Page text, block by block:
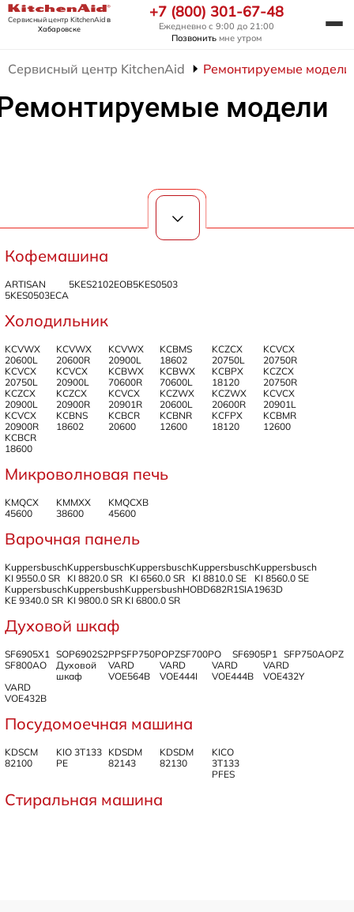
Сервисный центр KitchenAidв
Хабаровске
+7 (800) 301-67-48
Ежедневно с 9:00 до 21:00
Позвонить мне утром
Сервисный центр KitchenAid Ремонтируемые модели
модели
Кофемашина
ARTISAN
5KES0503ECA
5KES2102EOB5KES0503
Холодильник
KCVWX
20600L
KCVWX
20600R
KCVWX
20900L
KCBMS
18602
KCZCX
20750L
KCVCX
20750R
KCVCX
20750L
KCVCX
20900L
KCBWX
70600R
KCBWX
70600L
KCBPX
18120
KCZCX
20750R
KCZCX
20900L
KCZCX
20900R
KCVCX
20901R
KCZWX
20600L
KCZWX
20600R
KCVCX
20901L
KCVCX
20900R
KCBNS
18602
KCBCR
20600
KCBNR
12600
KCFPX
18120
KCBMR
12600
KCBCR
18600
Микроволновая печь
KMQCX
45600
KMMXX
38600
KMQCXB
45600
Варочная панель
Kuppersbusch
KI 9550.0 SR
Kuppersbusch
KI 8820.0 SR
Kuppersbusch
KI 6560.0 SR
Kuppersbusch
KI 8810.0 SE
Kuppersbusch
KI 8560.0 SE
Kuppersbusch
KE 9340.0 SR
Kuppersbush
KI 9800.0 SR
Kuppersbush
KI 6800.0 SR
HOBD682R1SIA1963D
Духовой шкаф
SF6905X1 SOP6902S2PPSFP750POPZSF700PO SF6905P1 SFP750AOPZ
SF800AO
Духовой
шкаф
VARD
VOE564B
VARD
VOE444I
VARD
VOE444B
VARD
VOE432Y
VARD
VOE432B
Посудомоечная машина
KDSCM
82100
KIO 3T133
PE
KDSDM
82143
KDSDM
82130
KICO
3T133
PFES
Стиральная машина